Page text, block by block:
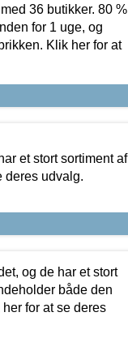
36 butikker. 80 %
for 1 uge, og
Klik her for at
et stort sortiment af
deres udvalg.
og de har et stort
både den
for at se deres